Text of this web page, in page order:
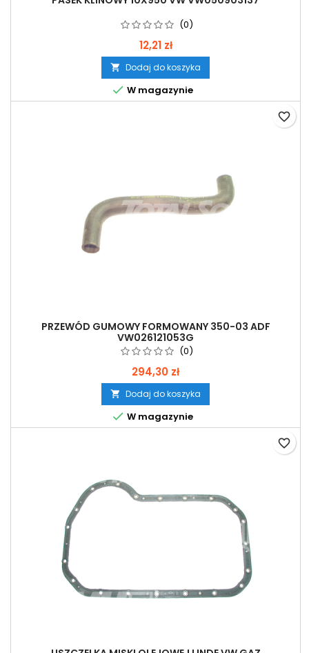
(0)
12,21 zł
 Dodaj do koszyka
 W magazynie
PRZEWÓD GUMOWY FORMOWANY 350-03 ADF
VW026121053G
(0)
294,30 zł
 Dodaj do koszyka
 W magazynie
favorite_border
favorite_border